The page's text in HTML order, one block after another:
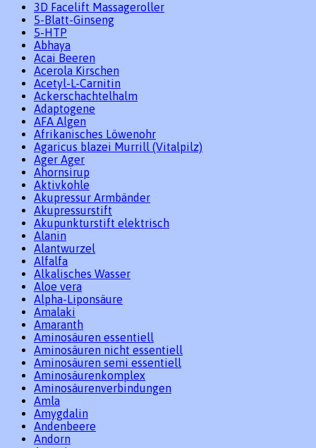
3D Facelift Massageroller
5-Blatt-Ginseng
5-HTP
Abhaya
Acai Beeren
Acerola Kirschen
Acetyl-L-Carnitin
Ackerschachtelhalm
Adaptogene
AFA Algen
Afrikanisches Löwenohr
Agaricus blazei Murrill (Vitalpilz)
Ager Ager
Ahornsirup
Aktivkohle
Akupressur Armbänder
Akupressurstift
Akupunkturstift elektrisch
Alanin
Alantwurzel
Alfalfa
Alkalisches Wasser
Aloe vera
Alpha-Liponsäure
Amalaki
Amaranth
Aminosäuren essentiell
Aminosäuren nicht essentiell
Aminosäuren semi essentiell
Aminosäurenkomplex
Aminosäurenverbindungen
Amla
Amygdalin
Andenbeere
Andorn